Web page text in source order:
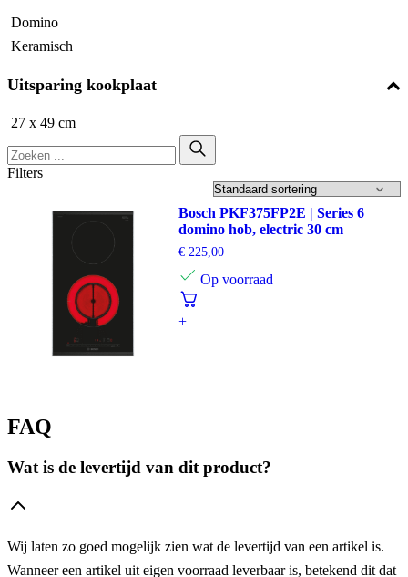
Domino
Keramisch
Uitsparing kookplaat
27 x 49 cm
Filters
Bosch PKF375FP2E | Series 6
domino hob, electric 30 cm
€ 225,00
Op voorraad
+
FAQ
Wat is de levertijd van dit product?
Wij laten zo goed mogelijk zien wat de levertijd van een artikel is.
Wanneer een artikel uit eigen voorraad leverbaar is, betekend dit dat